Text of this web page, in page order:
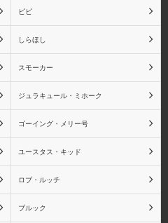
ドンキホーテ・ドフラミ
たしぎ
ビビ
しらほし
スモーカー
ジュラキュール・ミホーク
ゴーイング・メリー号
ユースタス・キッド
ロブ・ルッチ
ブルック